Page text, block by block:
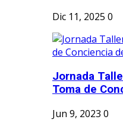
Dic 11, 2025 0
Jornada
Toma de
Jun 9, 2023 0